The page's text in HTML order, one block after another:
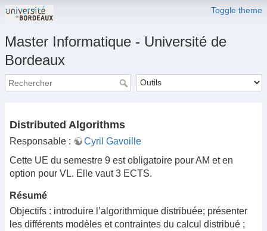
Toggle theme
Master Informatique - Université de
Bordeaux
Distributed Algorithms
Responsable :
Cyril Gavoille
Cette UE du semestre 9 est obligatoire pour AM et en
option pour VL. Elle vaut 3 ECTS.
Résumé
Objectifs : introduire l’algorithmique distribuée; présenter
les différents modèles et contraintes du calcul distribué ;